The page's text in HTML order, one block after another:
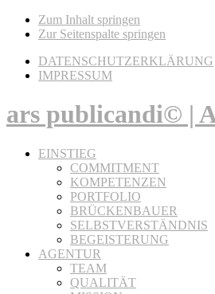
Zum Inhalt springen
Zur Seitenspalte springen
DATENSCHUTZERKLÄRUNG
IMPRESSUM
ars publicandi© |
EINSTIEG
COMMITMENT
KOMPETENZEN
PORTFOLIO
BRÜCKENBAUER
SELBSTVERSTÄNDNIS
BEGEISTERUNG
AGENTUR
TEAM
QUALITÄT